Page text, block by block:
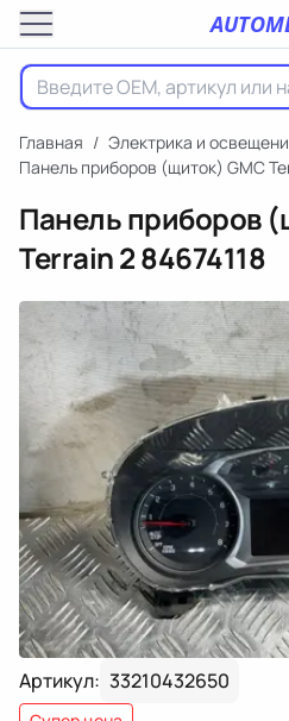
Главная / Электрика и
Панель приборов (щиток) GMC
Панель приборов
Terrain 284674118
Артикул: 33210432650